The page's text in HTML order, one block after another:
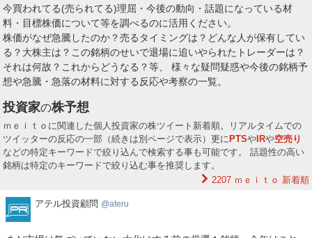
今買われてる(売られてる)理屈・今後の動向・話題になっている材
料・目標株価について等を調べるのに活用ください。
株価がなぜ急騰したのか？売るタイミングは？どんな人が保有してい
る？大株主は？この銘柄のせいで退場に追いやられたトレーダーは？
それは何故？これからどうなる？等、 様々な疑問疑惑や今後の銘柄予
想や急騰・急落の材料に対する反応や考察の一覧。
投資家の株予想
ｍｅｉｔｏに関連した個人投資家の株ツイート新着順。リアルタイムでの
ツイッターの反応の一部（続きは別ページで表示）更に PTSや IRや空売り
などの特定キーワードで絞り込んで検索する事も可能です。 話題性の高い
銘柄は特定のキーワードで絞り込む事を推奨します。
2207 ｍｅｉｔｏ 新着順
ア
アテル投資顧問 ateru